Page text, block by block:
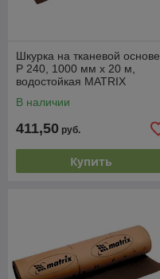
Шкурка на тканевой основе,
P 240, 1000 мм х 20 м,
водостойкая MATRIX
В наличии
411,50 руб.
Купить